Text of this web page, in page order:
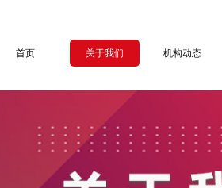
首页 关于我们 机构动态